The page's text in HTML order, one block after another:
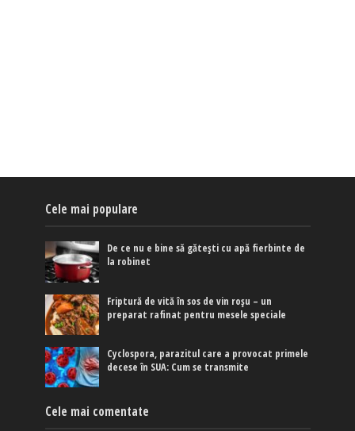
Cele mai populare
De ce nu e bine să gătești cu apă fierbinte de
la robinet
Friptură de vită în sos de vin roșu – un
preparat rafinat pentru mesele speciale
Cyclospora, parazitul care a provocat primele
decese în SUA: Cum se transmite
Cele mai comentate